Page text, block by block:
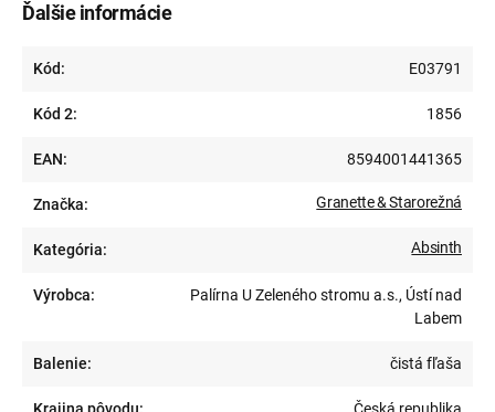
Ďalšie informácie
Kód: E03791
Kód 2: 1856
EAN: 8594001441365
Značka: Granette & Starorežná
Kategória: Absinth
Výrobca:
Palírna U Zeleného stromu a.s., Ústí nad
Labem
Balenie: čistá fľaša